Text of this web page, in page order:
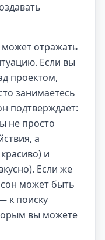
может отражать
Если вы
проектом,
занимаетесь
подтверждает:
не просто
а
и
Если же
может быть
к поиску
вы можете